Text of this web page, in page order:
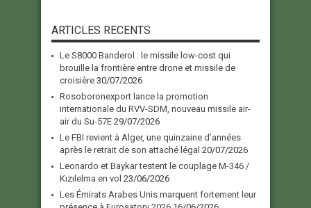
ARTICLES RECENTS
Le S8000 Banderol : le missile low-cost qui
brouille la frontière entre drone et missile de
croisière 30/07/2026
Rosoboronexport lance la promotion
internationale du RVV-SDM, nouveau missile air-
air du Su-57E 29/07/2026
Le FBI revient à Alger, une quinzaine d’années
après le retrait de son attaché légal 20/07/2026
Leonardo et Baykar testent le couplage M-346 /
Kızılelma en vol 23/06/2026
Les Émirats Arabes Unis marquent fortement leur